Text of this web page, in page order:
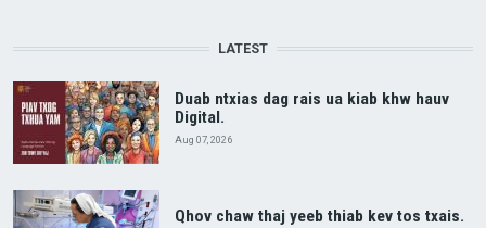
LATEST
Duab ntxias dag rais ua kiab khw hauv
Digital.
Aug 07, 2026
Qhov chaw thaj yeeb thiab kev tos txais.